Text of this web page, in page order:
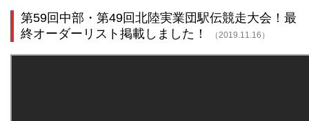
第59回中部・第49回北陸実業団駅伝競走大会！最
終オーダーリスト掲載しました！
（2019.11.16）